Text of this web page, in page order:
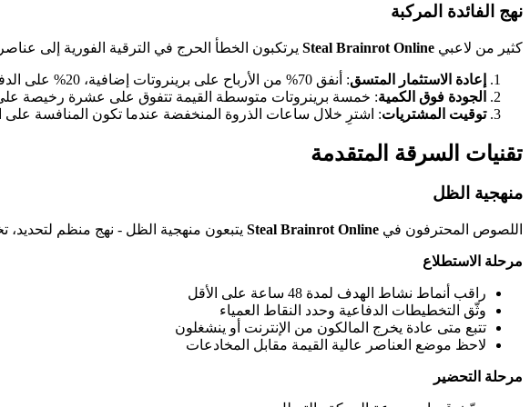
نهج الفائدة المركبة
كثير من لاعبي Steal Brainrot Online يرتكبون الخطأ الحرج في الترقية الفورية إلى
إعادة الاستثمار المتسق: أنفق 70% من الأرباح على برينروتات إضافية، 20% على الدفاعات، و 10% على الأدوات
الجودة فوق الكمية: خمسة برينروتات متوسطة القيمة تتفوق على عشرة رخيصة
توقيت المشتريات: اشترِ خلال ساعات الذروة المنخفضة عندما تكون المنافسة على
تقنيات السرقة المتقدمة
منهجية الظل
اللصوص المحترفون في Steal Brainrot Online يتبعون منهجية الظل - نهج منظم لتحديد،
مرحلة الاستطلاع
راقب أنماط نشاط الهدف لمدة 48 ساعة على الأقل
وثّق التخطيطات الدفاعية وحدد النقاط العمياء
تتبع متى عادة يخرج المالكون من الإنترنت أو ينشغلون
لاحظ موضع العناصر عالية القيمة مقابل المخادعات
مرحلة التحضير